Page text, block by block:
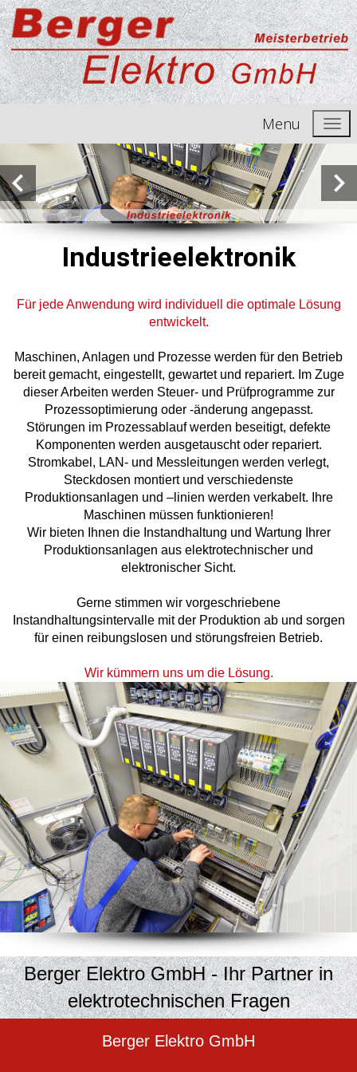
Menu
Industrieelektronik
Für jede Anwendung wird individuell die optimale Lösung
entwickelt.
Maschinen, Anlagen und Prozesse werden für den Betrieb
bereit gemacht, eingestellt, gewartet und repariert. Im Zuge
dieser Arbeiten werden Steuer- und Prüfprogramme zur
Prozessoptimierung oder -änderung angepasst.
Störungen im Prozessablauf werden beseitigt, defekte
Komponenten werden ausgetauscht oder repariert.
Stromkabel, LAN- und Messleitungen werden verlegt,
Steckdosen montiert und verschiedenste
Produktionsanlagen und –linien werden verkabelt. Ihre
Maschinen müssen funktionieren!
Wir bieten Ihnen die Instandhaltung und Wartung Ihrer
Produktionsanlagen aus elektrotechnischer und
elektronischer Sicht.
Gerne stimmen wir vorgeschriebene
Instandhaltungsintervalle mit der Produktion ab und sorgen
für einen reibungslosen und störungsfreien Betrieb.
Wir kümmern uns um die Lösung.
Berger Elektro GmbH - Ihr Partner in
elektrotechnischen Fragen
Berger Elektro GmbH